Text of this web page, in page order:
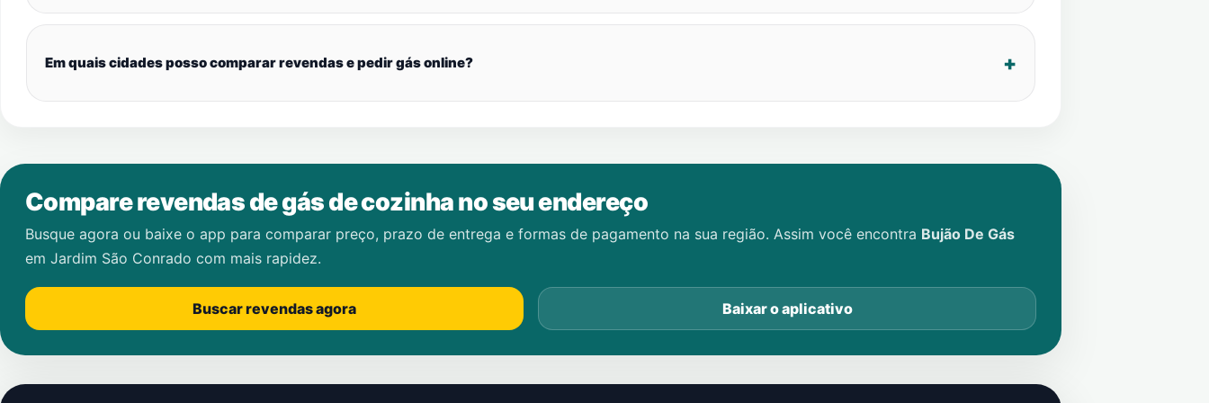
Em quais cidades posso comparar revendas e pedir gás online?
Compare revendas de gás de cozinha no seu endereço
Busque agora ou baixe o app para comparar preço, prazo de entrega e formas de pagamento na sua região. Assim você encontra Bujão De Gás
em Jardim São Conrado com mais rapidez.
Buscar revendas agora Baixar o aplicativo